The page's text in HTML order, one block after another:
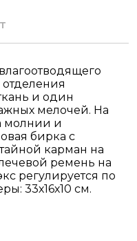
отделения
и один
мелочей. На
молнии и
бирка с
карман на
ремень на
регулируется по
33х16х10 см.